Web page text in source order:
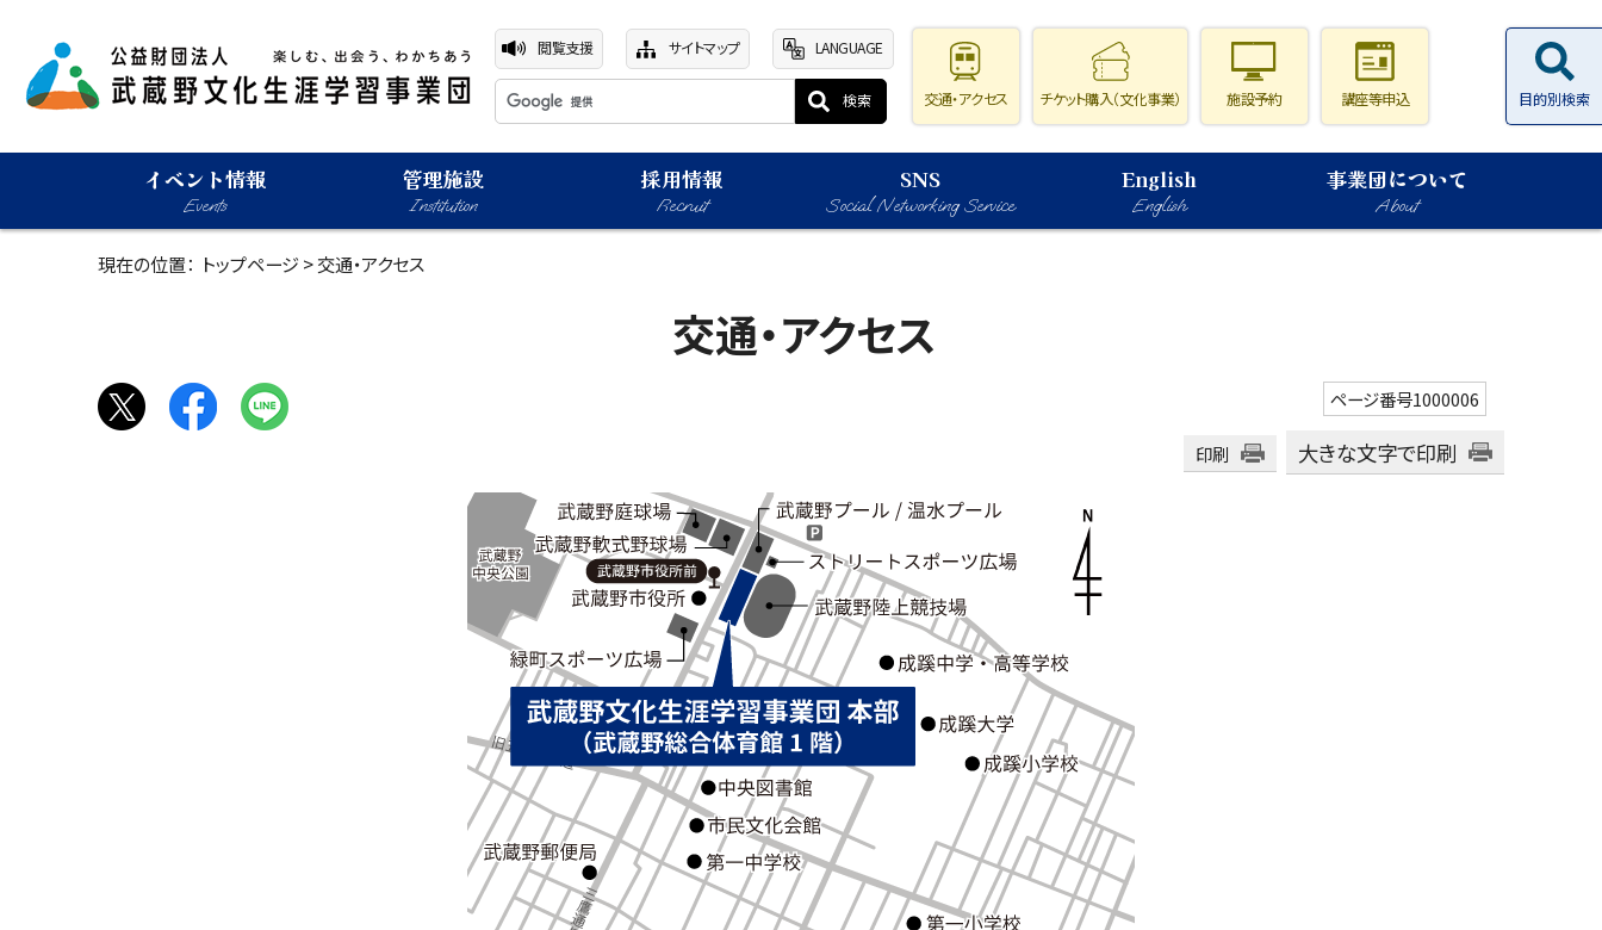
閲覧支援 サイトマップ LANGUAGE
交通・アクセス チケット購入（文化事業） 施設予約 講座等申込 目的別検索
イベント情報
Events
管理施設
Institution
採用情報
Recruit
SNS
Social Networking Service
English
English
事業団について
About
現在の位置： トップページ > 交通・アクセス
交通・アクセス
ページ番号1000006
印刷 大きな文字で印刷